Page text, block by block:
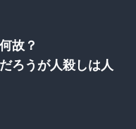
故？
ろうが人殺しは人